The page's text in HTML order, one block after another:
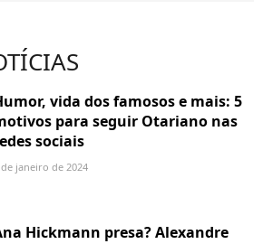
vida dos famosos e mais: 5
para seguir Otariano nas
sociais
janeiro de 2024
Hickmann presa? Alexandre